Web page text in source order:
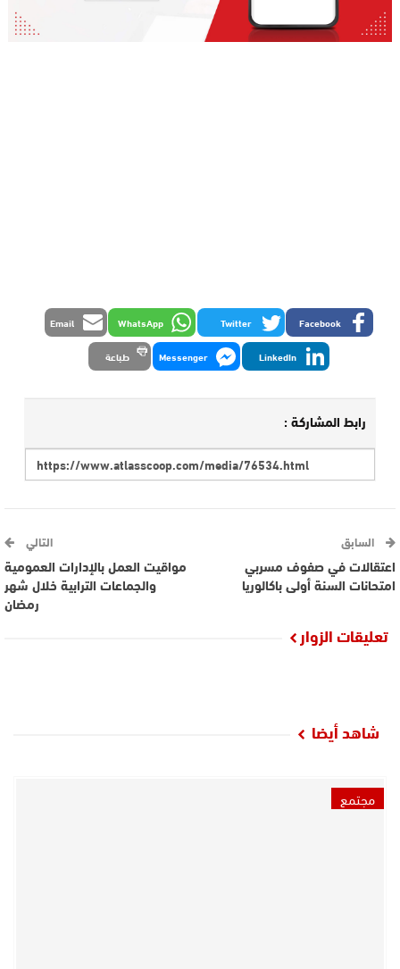
Facebook
Twitter
WhatsApp
Email
LinkedIn
Messenger طباعة
رابط المشاركة :
السابق
اعتقالات في صفوف مسربي
امتحانات السنة أولى باكالوريا
التالي
مواقيت العمل بالإدارات العمومية
والجماعات الترابية خلال شهر
رمضان
تعليقات الزوار
شاهد أيضا
مجتمع